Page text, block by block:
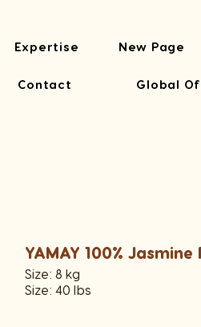
Expertise New Page
Contact Global
YAMAY 100% Jasmine
Size: 8 kg
Size: 40 lbs